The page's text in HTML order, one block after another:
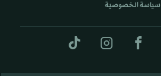
سياسة الخصوصية